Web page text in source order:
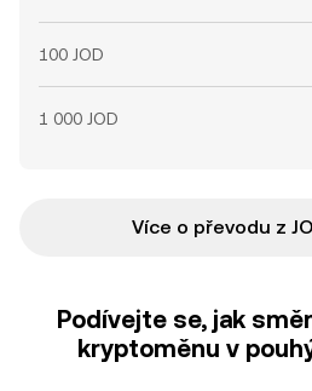
100 JOD
1 000 JOD
Více o převodu z
Podívejte se, jak
kryptoměnu v